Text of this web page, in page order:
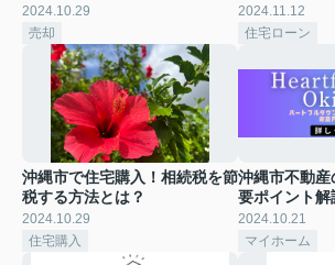
2024.10.29
売却
2024.11.12
住宅ローン
沖縄市で住宅購入！相続税を節
税する方法とは？
2024.10.29
住宅購入
沖縄市不動
要ポイント解
2024.10.21
マイホーム